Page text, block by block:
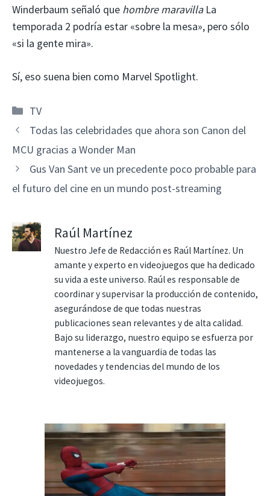
Winderbaum señaló que hombre maravillaLa
temporada 2 podría estar «sobre la mesa», pero sólo
«si la gente mira».
Sí, eso suena bien como Marvel Spotlight.
Categorías
TV
Todas las celebridades que ahora son Canon del
MCU gracias a Wonder Man
Gus Van Sant ve un precedente poco probable para
el futuro del cine en un mundo post-streaming
Raúl Martínez
Nuestro Jefe de Redacción es Raúl Martínez. Un
amante y experto en videojuegos que ha dedicado
su vida a este universo. Raúl es responsable de
coordinar y supervisar la producción de contenido,
asegurándose de que todas nuestras
publicaciones sean relevantes y de alta calidad.
Bajo su liderazgo, nuestro equipo se esfuerza por
mantenerse a la vanguardia de todas las
novedades y tendencias del mundo de los
videojuegos.